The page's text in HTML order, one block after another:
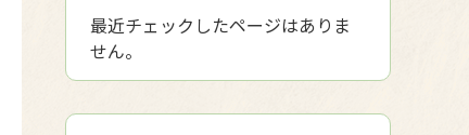
最近チェックしたページはありま
せん。